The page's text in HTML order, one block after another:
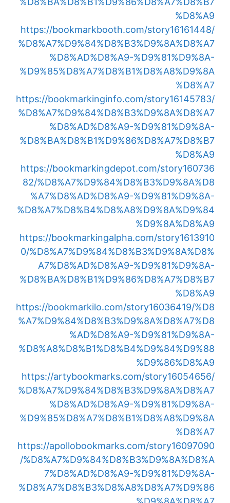
%D8%A9
https://bookmarkbooth.com/story16161448/
%D8%A7%D9%84%D8%B3%D9%8A%D8%A7
%D8%AD%D8%A9-%D9%81%D9%8A-
%D9%85%D8%A7%D8%B1%D8%A8%D9%8A
%D8%A7
https://bookmarkinginfo.com/story16145783/
%D8%A7%D9%84%D8%B3%D9%8A%D8%A7
%D8%AD%D8%A9-%D9%81%D9%8A-
%D8%BA%D8%B1%D9%86%D8%A7%D8%B7
%D8%A9
https://bookmarkingdepot.com/story160736
82/%D8%A7%D9%84%D8%B3%D9%8A%D8
%A7%D8%AD%D8%A9-%D9%81%D9%8A-
%D8%A7%D8%B4%D8%A8%D9%8A%D9%84
%D9%8A%D8%A9
https://bookmarkingalpha.com/story1613910
0/%D8%A7%D9%84%D8%B3%D9%8A%D8%
A7%D8%AD%D8%A9-%D9%81%D9%8A-
%D8%BA%D8%B1%D9%86%D8%A7%D8%B7
%D8%A9
https://bookmarkilo.com/story16036419/%D8
%A7%D9%84%D8%B3%D9%8A%D8%A7%D8
%AD%D8%A9-%D9%81%D9%8A-
%D8%A8%D8%B1%D8%B4%D9%84%D9%88
%D9%86%D8%A9
https://artybookmarks.com/story16054656/
%D8%A7%D9%84%D8%B3%D9%8A%D8%A7
%D8%AD%D8%A9-%D9%81%D9%8A-
%D9%85%D8%A7%D8%B1%D8%A8%D9%8A
%D8%A7
https://apollobookmarks.com/story16097090
/%D8%A7%D9%84%D8%B3%D9%8A%D8%A
7%D8%AD%D8%A9-%D9%81%D9%8A-
%D8%A7%D8%B3%D8%A8%D8%A7%D9%86